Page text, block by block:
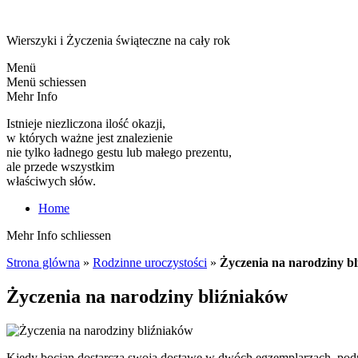
Wierszyki i Życzenia świąteczne na cały rok
Menü
Menü schiessen
Mehr Info
Istnieje niezliczona ilość okazji,
w których ważne jest znalezienie
nie tylko ładnego gestu lub małego prezentu,
ale przede wszystkim
właściwych słów.
Home
Mehr Info schliessen
Strona glówna » Rodzinne uroczystości » Życzenia na narodziny
Życzenia na narodziny bliźniaków